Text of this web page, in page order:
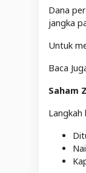
Dana
jangka
Untuk
Baca
Saham